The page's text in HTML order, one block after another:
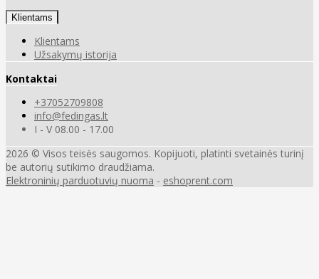
Klientams
Klientams
Užsakymų istorija
Kontaktai
+37052709808
info@fedingas.lt
I - V 08.00 - 17.00
2026 © Visos teisės saugomos. Kopijuoti, platinti svetainės turinį
be autorių sutikimo draudžiama.
Elektroninių parduotuvių nuoma - eshoprent.com